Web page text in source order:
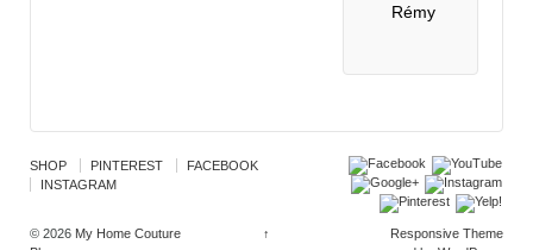
Rémy
SHOP PINTEREST
FACEBOOK
INSTAGRAM
© 2026 My Home Couture
↑
Responsive Theme